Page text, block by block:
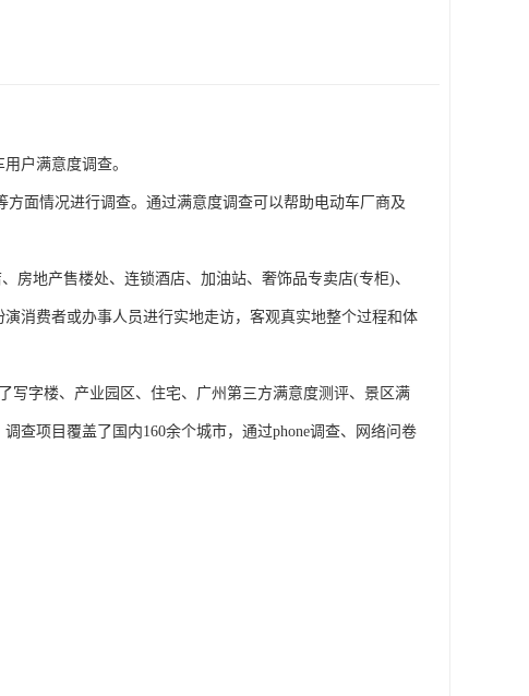
户满意度调查。
方面情况进行调查。通过满意度调查可以帮助电动车厂商及
房地产售楼处、连锁酒店、加油站、奢饰品专卖店(专柜)、
消费者或办事人员进行实地走访，客观真实地整个过程和体
写字楼、产业园区、住宅、广州第三方满意度测评、景区满
查项目覆盖了国内160余个城市，通过phone调查、网络问卷